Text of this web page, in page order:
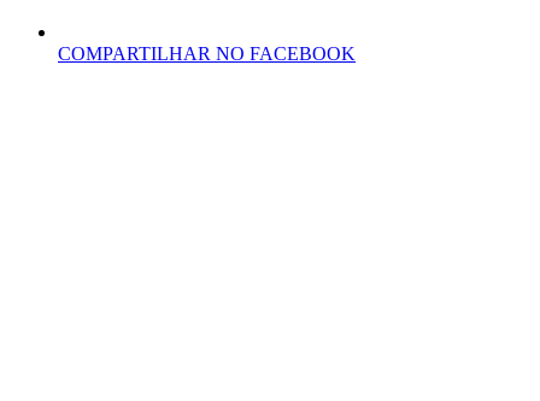
COMPARTILHAR NO FACEBOOK